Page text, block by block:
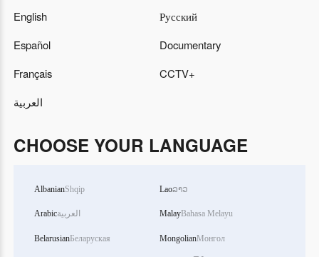
English
Español
Français
العربية
Русский
Documentary
CCTV+
CHOOSE YOUR LANGUAGE
AlbanianShqip
Arabicالعربية
BelarusianБеларуская
Laoລາວ
MalayBahasa Melayu
MongolianМонгол